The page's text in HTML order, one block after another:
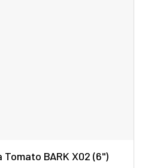
Tomato BARK X02 (6")